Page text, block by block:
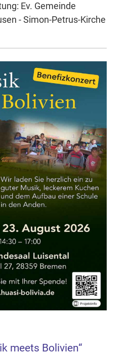
Ev. Gemeinde
- Simon-Petrus-Kirche
meets Bolivien“